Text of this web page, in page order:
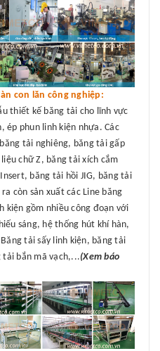
con lăn công nghiệp:
thiết kế băng tải cho lĩnh vực
ép phun linh kiện nhựa. Các
tải nghiêng, băng tải gấp
chữ Z, băng tải xích cắm
băng tải hồi JIG, băng tải
còn sản xuất các Line băng
kiện gồm nhiều công đoạn với
sáng, hệ thống hút khí hàn,
tải sấy linh kiện, băng tải
tải bắn mã vạch,...(Xem báo